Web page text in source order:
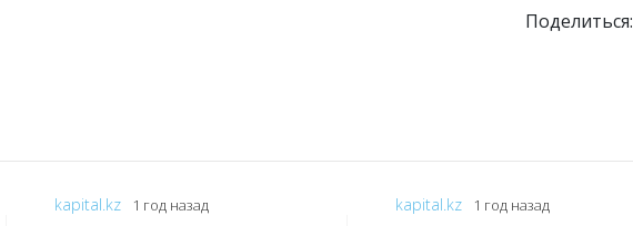
Поделиться:
kapital.kz 1 год назад kapital.kz 1 год назад